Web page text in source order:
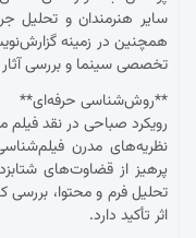
سایر هنرمندان و
همچنین در زمینه
تخصصی سینما و بررسی
**روش‌شناسی حرفه‌ای**
رویکرد صباحی در نقد فیلم
نظریه‌های مدرن
پرهیز از قضاوت‌های
تحلیل فرم و محتوا، بررسی
اثر تأکید دارد.